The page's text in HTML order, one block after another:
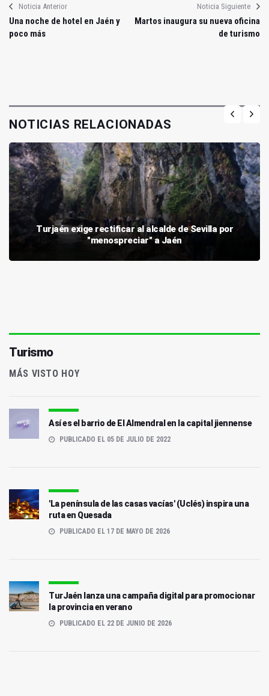
Noticia Anterior
Una noche de hotel en Jaén y
poco más
Noticia Siguiente
Martos inaugura su nueva oficina
de turismo
NOTICIAS RELACIONADAS
Turjaén exige rectificar al alcalde de Sevilla por
"menospreciar" a Jaén
Turismo
MÁS VISTO HOY
Así es el barrio de El Almendral en la capital jiennense
PUBLICADO EL 05 DE JULIO DE 2022
'La península de las casas vacías' (Uclés) inspira una
ruta en Quesada
PUBLICADO EL 17 DE MAYO DE 2026
TurJaén lanza una campaña digital para promocionar
la provincia en verano
PUBLICADO EL 22 DE JUNIO DE 2026